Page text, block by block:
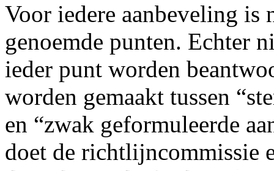
Voor iedere aanbeveling is
genoemde punten. Echter
ieder punt worden
worden gemaakt tussen
en “zwak geformuleerde
doet de richtlijncommissie